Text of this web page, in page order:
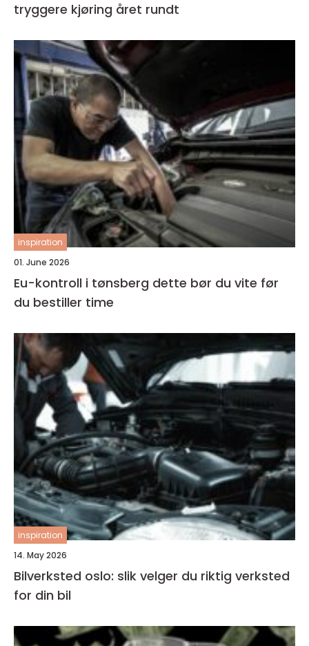
tryggere kjøring året rundt
inspiration
01. June 2026
Eu-kontroll i tønsberg dette bør du vite før
du bestiller time
inspiration
14. May 2026
Bilverksted oslo: slik velger du riktig verksted
for din bil